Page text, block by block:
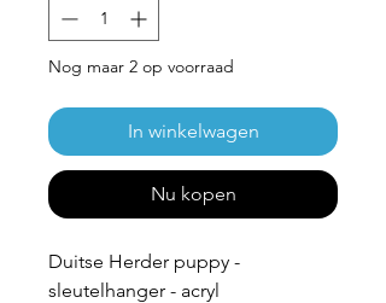
Nog maar 2 op voorraad
In winkelwagen
Nu kopen
Duitse Herder puppy -
sleutelhanger - acryl